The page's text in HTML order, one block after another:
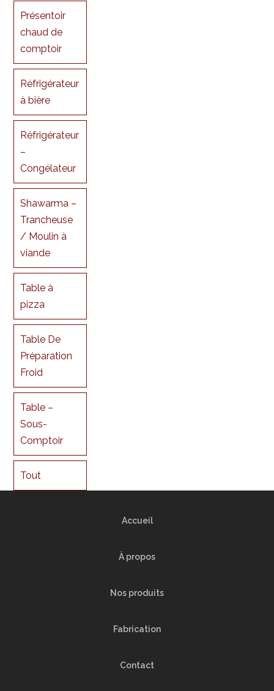
Présentoir
chaud de
comptoir
Réfrigérateur
à bière
Réfrigérateur
–
Congélateur
Shawarma –
Trancheuse
/ Moulin à
viande
Table à
pizza
Table De
Préparation
Froid
Table –
Sous-
Comptoir
Tout
Accueil
À propos
Nos produits
Fabrication
Contact